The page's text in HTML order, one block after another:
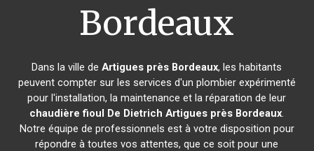
Bordeaux
Dans la ville deArtigues près Bordeaux, les habitants
peuvent compter sur les services d'un plombier expérimenté
pour l'installation, la maintenance et la réparation de leur
chaudière fioul De Dietrich Artigues près Bordeaux.
Notre équipe de professionnels est à votre disposition pour
répondre à toutes vos attentes, que ce soit pour une